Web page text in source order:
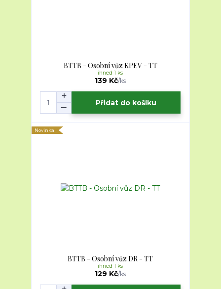
BTTB - Osobní vůz KPEV - TT
139 Kč/ks
ihned 1 ks
Přidat do košíku
Novinka
BTTB - Osobní vůz DR - TT
129 Kč/ks
ihned 1 ks